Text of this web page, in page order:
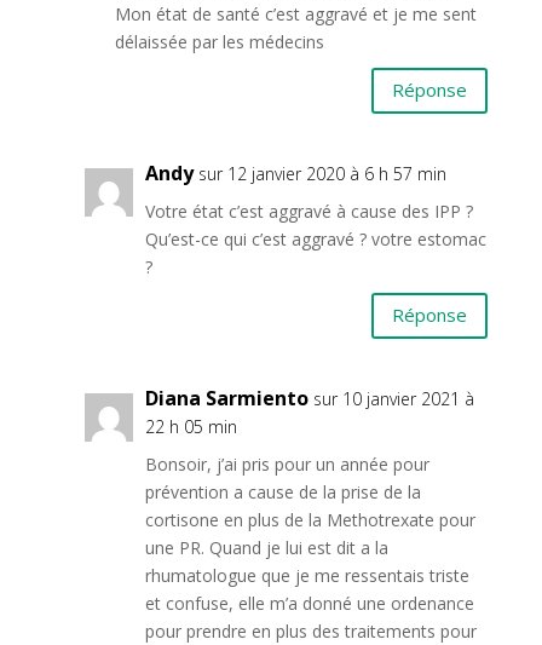
Mon état de santé c’est aggravé et je me sent
délaissée par les médecins
Réponse
Andy sur 12 janvier 2020 à 6 h 57 min
Votre état c’est aggravé à cause des IPP ?
Qu’est-ce qui c’est aggravé ? votre estomac
?
Réponse
Diana Sarmiento sur 10 janvier 2021 à
22 h 05 min
Bonsoir, j’ai pris pour un année pour
prévention a cause de la prise de la
cortisone en plus de la Methotrexate pour
une PR. Quand je lui est dit a la
rhumatologue que je me ressentais triste
et confuse, elle m’a donné une ordenance
pour prendre en plus des traitements pour